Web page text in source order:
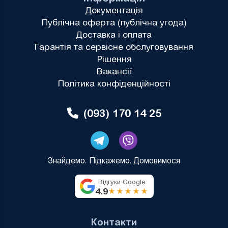
Документація
Публічна оферта (публічна угода)
Доставка і оплата
Гарантія та сервісне обслуговування
Рішення
Вакансії
Політика конфіденційності
(093) 170 14 25
Знайдемо. Підкажемо. Домовимося
Відгуки Google
4.9★★★★★
Контакти